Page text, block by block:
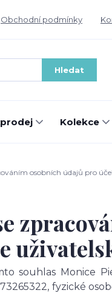
Obchodní podmínky
Hledat
Kolekce
osobních údajů pro
souhlas Monice
73265322, fyzické